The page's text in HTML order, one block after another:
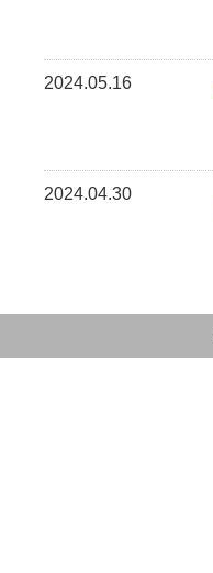
2024.05.16
2024.04.30